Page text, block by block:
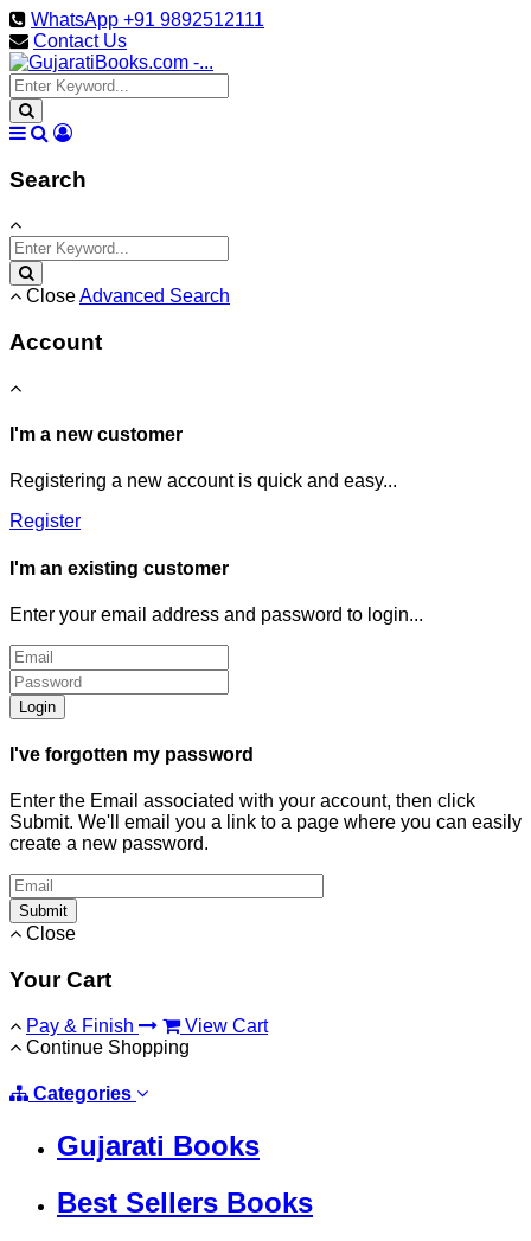
WhatsApp +91 9892512111
Contact Us
Search
CloseAdvanced Search
Account
I'm a new customer
Registering a new account is quick and easy...
Register
I'm an existing customer
Enter your email address and password to login...
Login
I've forgotten my password
Enter the Email associated with your account, then click
Submit. We'll email you a link to a page where you can easily
create a new password.
Submit
Close
Your Cart
Pay & Finish
View Cart
Continue Shopping
Categories
Gujarati Books
Best Sellers Books